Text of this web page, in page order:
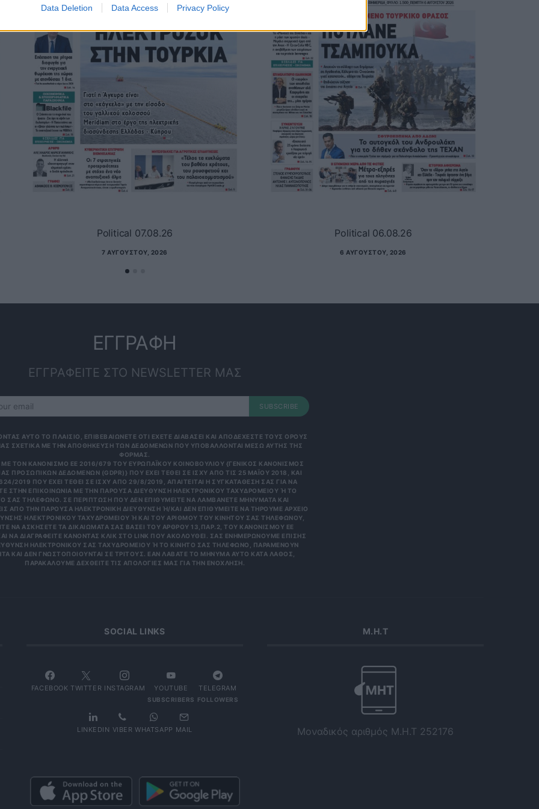
Data Deletion Data Access Privacy Policy
Political 07.08.26
7 ΑΥΓΟΎΣΤΟΥ, 2026
Political 06.08.26
6 ΑΥΓΟΎΣΤΟΥ, 2026
ΕΓΓΡΑΦΗ
ΕΓΓΡΑΦΕΙΤΕ ΣΤΟ NEWSLETTER ΜΑΣ
SUBSCRIBE
ΑΥΤΟ ΤΟ ΠΛΑΙΣΙΟ, ΕΠΙΒΕΒΑΙΩΝΕΤΕ ΟΤΙ ΕΧΕΤΕ ΔΙΑΒΑΣΕΙ ΚΑΙ ΑΠΟΔΕΧΕΣΤΕ ΤΟΥΣ ΟΡΟΥΣ
ΣΧΕΤΙΚΑ ΜΕ ΤΗΝ ΑΠΟΘΗΚΕΥΣΗ ΤΩΝ ΔΕΔΟΜΕΝΩΝ ΠΟΥ ΥΠΟΒΑΛΛΟΝΤΑΙ ΜΕΣΩ ΑΥΤΗΣ ΤΗΣ
ΦΟΡΜΑΣ.
ΤΟΝ ΚΑΝΟΝΙΣΜΌ ΕΕ 2016/679 ΤΟΥ ΕΥΡΩΠΑΪΚΟΎ ΚΟΙΝΟΒΟΥΛΊΟΥ {ΓΕΝΙΚΌΣ ΚΑΝΟΝΙΣΜΌΣ
ΠΡΟΣΩΠΙΚΏΝ ΔΕΔΟΜΈΝΩΝ (GDPR)} ΠΟΥ ΈΧΕΙ ΤΕΘΕΊ ΣΕ ΙΣΧΎ ΑΠΌ ΤΙΣ 25 ΜΑΪ́ΟΥ 2018, ΚΑΙ
2019 ΠΟΥ ΈΧΕΙ ΤΕΘΕΊ ΣΕ ΙΣΧΎ ΑΠΌ 29/8/2019, ΑΠΑΙΤΕΊΤΑΙ Η ΣΥΓΚΑΤΆΘΕΣΉ ΣΑΣ ΓΙΑ ΝΑ
ΣΤΗΝ ΕΠΙΚΟΙΝΩΝΊΑ ΜΕ ΤΗΝ ΠΑΡΟΎΣΑ ΔΙΕΎΘΥΝΣΗ ΗΛΕΚΤΡΟΝΙΚΟΎ ΤΑΧΥΔΡΟΜΕΊΟΥ Ή ΤΟ Κ
ΣΑΣ ΤΗΛΈΦΩΝΟ. ΣΕ ΠΕΡΊΠΤΩΣΗ ΠΟΥ ΔΕΝ ΕΠΙΘΥΜΕΊΤΕ ΝΑ ΛΑΜΒΆΝΕΤΕ ΜΗΝΎΜΑΤΑ ΚΑΙ Ε
ΑΠΌ ΤΗΝ ΠΑΡΟΎΣΑ ΗΛΕΚΤΡΟΝΙΚΉ ΔΙΕΎΘΥΝΣΗ Ή/ΚΑΙ ΔΕΝ ΕΠΙΘΥΜΕΊΤΕ ΝΑ ΤΗΡΟΎΜΕ ΑΡΧΕΊΟ ΤΗ
ΗΛΕΚΤΡΟΝΙΚΟΎ ΤΑΧΥΔΡΟΜΕΊΟΥ Ή ΚΑΙ ΤΟΥ ΑΡΙΘΜΟΎ ΤΟΥ ΚΙΝΗΤΟΎ ΣΑΣ ΤΗΛΕΦΏΝΟΥ, ΜΠΟ
ΑΣΚΉΣΕΤΕ ΤΑ ΔΙΚΑΙΏΜΑΤΆ ΣΑΣ ΒΆΣΕΙ ΤΟΥ ΆΡΘΡΟΥ 13,ΠΑΡ.2, ΤΟΥ ΚΑΝΟΝΙΣΜΟΎ ΕΕ 201
ΔΙΑΓΡΑΦΕΊΤΕ ΚΆΝΟΝΤΑΣ ΚΛΙΚ ΣΤΟ LINK ΠΟΥ ΑΚΟΛΟΥΘΕΊ. ΣΑΣ ΕΝΗΜΕΡΏΝΟΥΜΕ ΕΠΊΣΗΣ ΌΤΙ
ΗΛΕΚΤΡΟΝΙΚΟΎ ΣΑΣ ΤΑΧΥΔΡΟΜΕΊΟΥ Ή ΤΟ ΚΙΝΗΤΌ ΣΑΣ ΤΗΛΈΦΩΝΟ, ΠΑΡΑΜΈΝΟΥΝ ΑΠΌΡ
ΔΕΝ ΓΝΩΣΤΟΠΟΙΟΎΝΤΑΙ ΣΕ ΤΡΊΤΟΥΣ. ΕΆΝ ΛΆΒΑΤΕ ΤΟ ΜΉΝΥΜΑ ΑΥΤΌ ΚΑΤΆ ΛΆΘΟΣ, ΠΑΡΑ
ΚΑΛΟΎΜΕ ΔΕΧΘΕΊΤΕ ΤΙΣ ΑΠΟΛΟΓΊΕΣ ΜΑΣ ΓΙΑ ΤΗΝ ΕΝΌΧΛΗΣΗ.
SOCIAL LINKS
FACEBOOK TWITTER INSTAGRAM YOUTUBE
SUBSCRIBERS
TELEGRAM
FOLLOWERS
LINKEDIN VIBER WHATSAPP MAIL
Μ.Η.Τ
Μοναδικός αριθμός Μ.Η.Τ 252176